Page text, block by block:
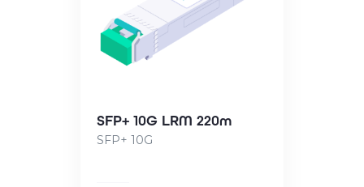
SFP+ 10G LRM 220m
SFP+ 10G